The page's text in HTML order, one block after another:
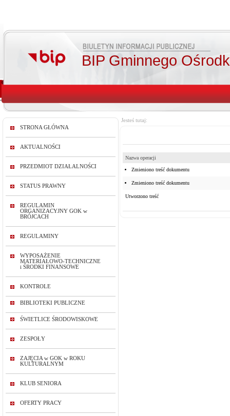
BIP Gminnego
STRONA GŁÓWNA
AKTUALNOŚCI
PRZEDMIOT DZIAŁALNOŚCI
STATUS PRAWNY
REGULAMIN
ORGANIZACYJNY GOK w
BRÓJCACH
REGULAMINY
WYPOSAŻENIE
MATERIAŁOWO-TECHNICZNE
i ŚRODKI FINANSOWE
KONTROLE
BIBLIOTEKI PUBLICZNE
ŚWIETLICE ŚRODOWISKOWE
ZESPOŁY
ZAJĘCIA w GOK w ROKU
KULTURALNYM
KLUB SENIORA
OFERTY PRACY
Jesteś tutaj:
Nazwa operacji
Zmieniono treść dokumentu
Zmieniono treść dokumentu
Utworzono treść